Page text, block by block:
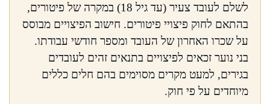
לשלם לעובד צעיר (עד גיל 18) במקרה של פיטורים,
בהתאם לחוק פיצויי פיטורים. חישוב הפיצויים מבוסס
על שכרו האחרון של העובד ומספר חודשי עבודתו.
בני נוער זכאים לפיצויים בתנאים זהים לעובדים
בגירים, למעט מקרים מסוימים בהם חלים כללים
מיוחדים על פי חוק.